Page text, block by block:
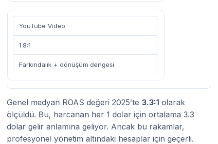
YouTube Video
1.8:1
Farkındalık + dönüşüm dengesi
Genel medyan ROAS değeri 2025'te 3.3:1 olarak
ölçüldü. Bu, harcanan her 1 dolar için ortalama 3.3
dolar gelir anlamına geliyor. Ancak bu rakamlar,
profesyonel yönetim altındaki hesaplar için geçerli.